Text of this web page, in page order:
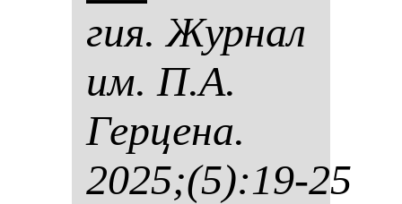
гия. Жур­нал
им. П.А.
Гер­це­на.
2025;(5):19-25